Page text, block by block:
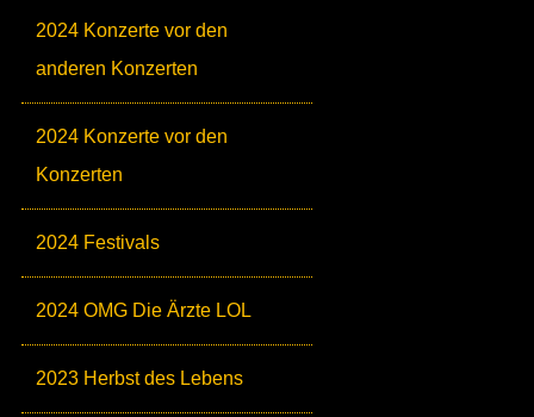
2024 Konzerte vor den
anderen Konzerten
2024 Konzerte vor den
Konzerten
2024 Festivals
2024 OMG Die Ärzte LOL
2023 Herbst des Lebens